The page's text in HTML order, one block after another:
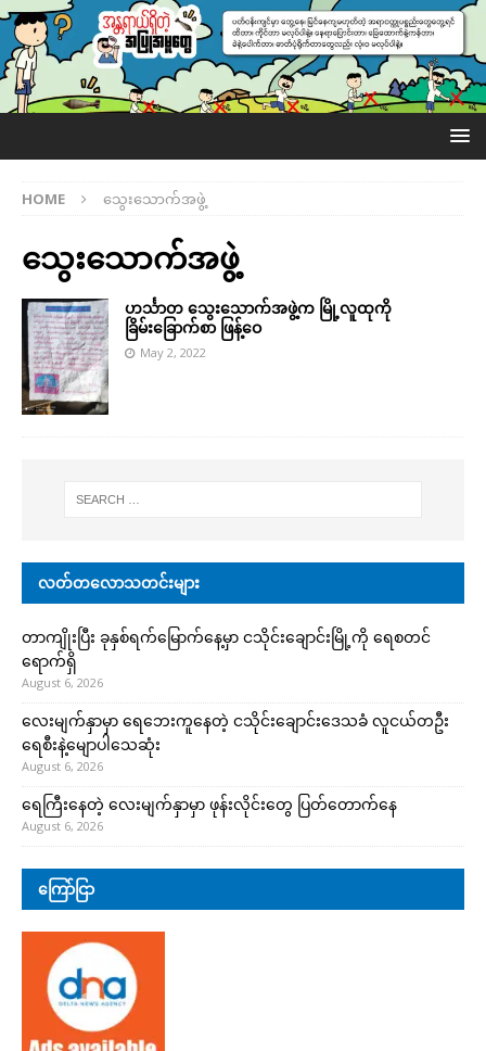
HOME သွေးသောက်အဖွဲ့
သွေးသောက်အဖွဲ့
ဟင်္သာတ သွေးသောက်အဖွဲ့က မြို့လူထုကို
ခြိမ်းခြောက်စာ ဖြန့်ဝေ
May 2, 2022
လတ်တလောသတင်းများ
တာကျိုးပြီး ခုနှစ်ရက်မြောက်နေ့မှာ ငသိုင်းချောင်းမြို့ကို ရေစတင်
ရောက်ရှိ
August 6, 2026
လေးမျက်နှာမှာ ရေဘေးကူနေတဲ့ ငသိုင်းချောင်းဒေသခံ လူငယ်တဦး
ရေစီးနဲ့မျောပါသေဆုံး
August 6, 2026
ရေကြီးနေတဲ့ လေးမျက်နှာမှာ ဖုန်းလိုင်းတွေ ပြတ်တောက်နေ
August 6, 2026
ကြော်ငြာ